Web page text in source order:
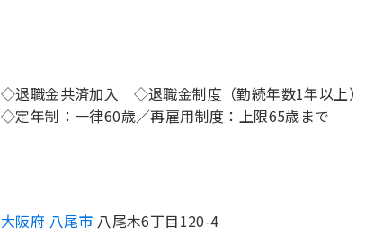
◇退職金共済加入 ◇退職金制度（勤続年数1年以上）
◇定年制：一律60歳／再雇用制度：上限65歳まで
大阪府 八尾市 八尾木6丁目120-4